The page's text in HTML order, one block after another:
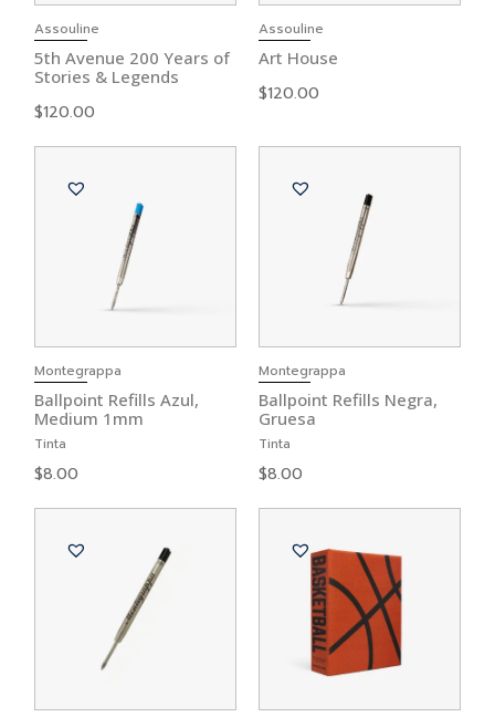
Assouline
5th Avenue 200 Years of
Stories & Legends
$120.00
Assouline
Art House
$120.00
Montegrappa
Ballpoint Refills Azul,
Medium 1mm
Tinta
$8.00
Montegrappa
Ballpoint Refills Negra,
Gruesa
Tinta
$8.00